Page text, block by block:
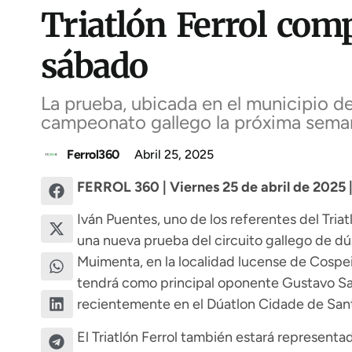
Triatlón Ferrol
sábado
La prueba, ubicada en el municipio
campeonato gallego la próxima
Ferrol360 Abril 25, 2025
FERROL 360 | Viernes 25 de abril de 2025 |
Iván Puentes, uno de los referentes del
una nueva prueba del circuito gallego de
Muimenta, en la localidad lucense de
tendrá como principal oponente Gustavo
recientemente en el Dúatlon Cidade de
El Triatlón Ferrol también estará